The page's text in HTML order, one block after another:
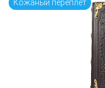
по цене
Кожаный переплёт